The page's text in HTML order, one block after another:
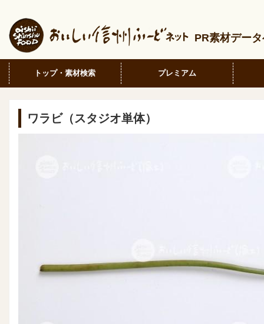
PR素材デー
トップ・素材検索 プレミアム
ワラビ（スタジオ単体）